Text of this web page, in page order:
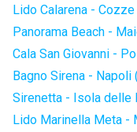
Lido Calarena -
Panorama Beach -
Cala San Giovanni -
Bagno Sirena - Napoli
Sirenetta - Isola delle
Lido Marinella Meta -